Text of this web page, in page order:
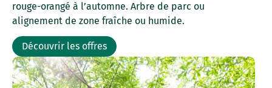
rouge-orangé à l’automne. Arbre de parc ou
alignement de zone fraîche ou humide.
Découvrir les offres